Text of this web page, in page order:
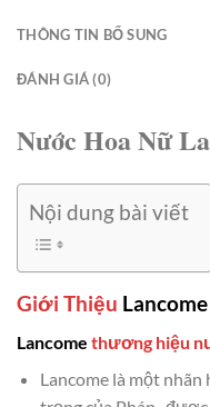
THÔNG TIN BỔ SUNG
ĐÁNH GIÁ (0)
Nước Hoa Nữ
Nội dung bài viết
Giới Thiệu Lancome
Lancome thương hiệu
Lancome là một